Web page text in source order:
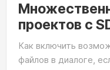
проектов с
Как включить
файлов в диалоге,